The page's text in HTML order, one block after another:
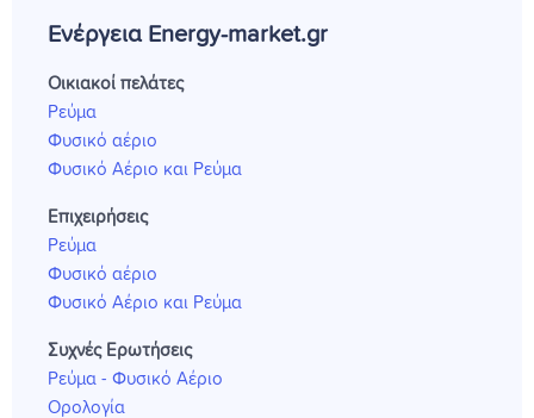
Ενέργεια Energy-market.gr
Οικιακοί πελάτες
Ρεύμα
Φυσικό αέριο
Φυσικό Αέριο και Ρεύμα
Επιχειρήσεις
Ρεύμα
Φυσικό αέριο
Φυσικό Αέριο και Ρεύμα
Συχνές Ερωτήσεις
Ρεύμα - Φυσικό Αέριο
Ορολογία